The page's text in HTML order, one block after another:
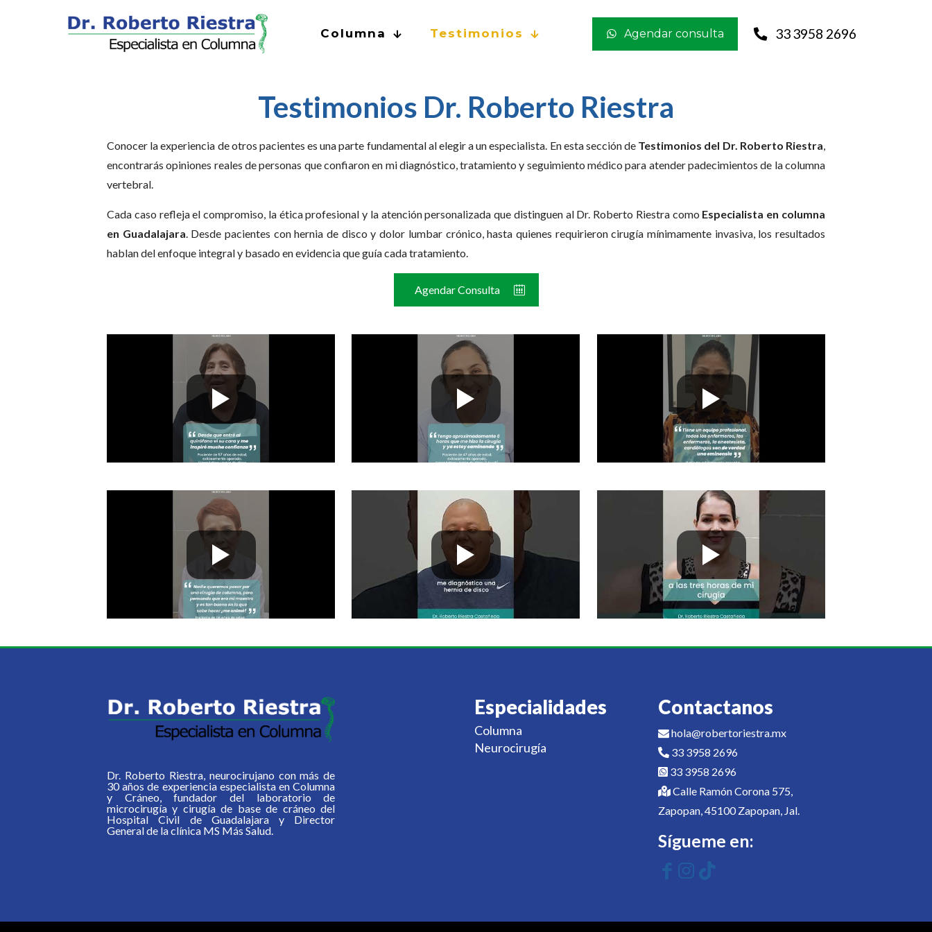
Columna Testimonios Agendar consulta 33 3958 2696
Testimonios Dr. Roberto Riestra
Conocer la experiencia de otros pacientes es una parte fundamental al elegir a un especialista. En esta sección de Testimonios del Dr. Roberto Riestra,
encontrarás opiniones reales de personas que confiaron en mi diagnóstico, tratamiento y seguimiento médico para atender padecimientos de la columna
vertebral.
Cada caso refleja el compromiso, la ética profesional y la atención personalizada que distinguen al Dr. Roberto Riestra como Especialista en columna
en Guadalajara. Desde pacientes con hernia de disco y dolor lumbar crónico, hasta quienes requirieron cirugía mínimamente invasiva, los resultados
hablan del enfoque integral y basado en evidencia que guía cada tratamiento.
Agendar Consulta
Dr. Roberto Riestra, neurocirujano con más de
30 años de experiencia especialista en Columna
y Cráneo, fundador del laboratorio de
microcirugía y cirugía de base de cráneo del
Hospital Civil de Guadalajara y Director
General de la clínica MS Más Salud.
Especialidades
Columna
Neurocirugía
Contactanos
hola@robertoriestra.mx
33 3958 2696
33 3958 2696
Calle Ramón Corona 575,
Zapopan, 45100 Zapopan, Jal.
Sígueme en: